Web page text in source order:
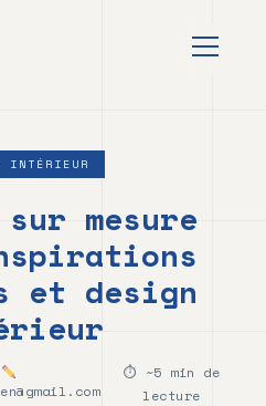
INTÉRIEUR
mesure
et design
⏱ ~5 min de
lecture